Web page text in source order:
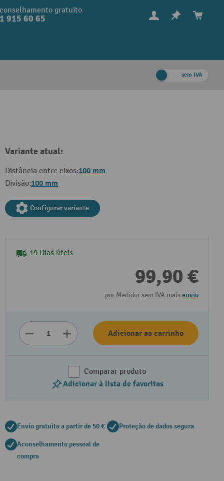
gratuito
915 60 65
sem IVA
Variante atual:
Distância entre eixos:100 mm
Divisão:100 mm
Configurar variante
19 Dias úteis
99,90 €
por Medidor sem IVA maisenvio
Adicionar ao carrinho
Comparar produto
Adicionar à lista de favoritos
Envio gratuito a partir de 50 € Proteção de dados segura
Aconselhamento pessoal de
compra